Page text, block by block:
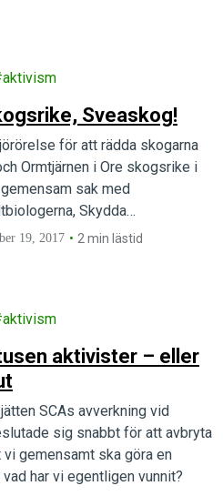
aktivism
Sveaskog!
för att rädda skogarna
Ormtjärnen i Ore skogsrike i
sak med
Skydda…
19, 2017 2 min lästid
aktivism
aktivister – eller
SCAs avverkning vid
sig snabbt för att avbryta
gemensamt ska göra en
har vi egentligen vunnit?